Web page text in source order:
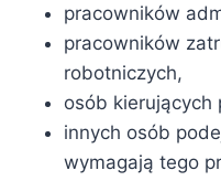
pracowników
pracowników
robotniczych,
osób kierujących
innych osób
wymagają tego